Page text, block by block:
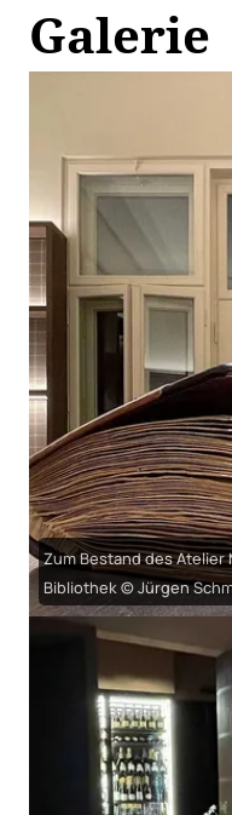
Galerie
Zum Bestand des
Bibliothek © Jürgen